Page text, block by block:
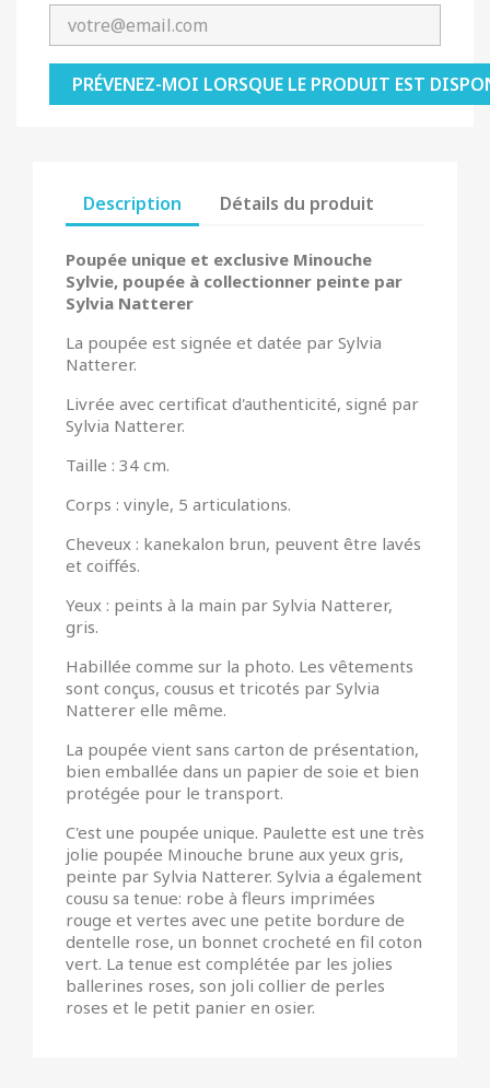
PRÉVENEZ-MOI LORSQUE LE PRODUIT EST
Description Détails du produit
Poupée unique et exclusive Minouche
Sylvie, poupée à collectionner peinte par
Sylvia Natterer
La poupée est signée et datée par Sylvia
Natterer.
Livrée avec certificat d'authenticité, signé par
Sylvia Natterer.
Taille : 34 cm.
Corps : vinyle, 5 articulations.
Cheveux : kanekalon brun, peuvent être lavés
et coiffés.
Yeux : peints à la main par Sylvia Natterer,
gris.
Habillée comme sur la photo. Les vêtements
sont conçus, cousus et tricotés par Sylvia
Natterer elle même.
La poupée vient sans carton de présentation,
bien emballée dans un papier de soie et bien
protégée pour le transport.
C'est une poupée unique. Paulette est une très
jolie poupée Minouche brune aux yeux gris,
peinte par Sylvia Natterer. Sylvia a également
cousu sa tenue: robe à fleurs imprimées
rouge et vertes avec une petite bordure de
dentelle rose, un bonnet crocheté en fil coton
vert. La tenue est complétée par les jolies
ballerines roses, son joli collier de perles
roses et le petit panier en osier.